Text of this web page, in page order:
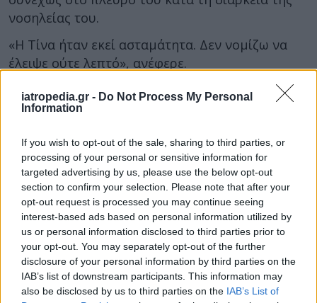
iatropedia.gr - Do Not Process My Personal
Information
If you wish to opt-out of the sale, sharing to third parties, or
processing of your personal or sensitive information for
targeted advertising by us, please use the below opt-out
section to confirm your selection. Please note that after your
opt-out request is processed you may continue seeing
interest-based ads based on personal information utilized by
us or personal information disclosed to third parties prior to
your opt-out. You may separately opt-out of the further
disclosure of your personal information by third parties on the
IAB’s list of downstream participants. This information may
also be disclosed by us to third parties on the IAB’s List of
νοσηλείας του.
«Η Τίνα ήταν εκεί ασταμάτητα. Δεν νομίζω να
έλειψε ούτε λεπτό», ανέφερε.
Η ίδια η Τίνα Μεσσαροπούλου, σε ανάρτησή της
μετά την έξοδο του συζύγου της από τη ΜΕΘ,
«Ευαγγελισμό», ευχαριστώντας τους γιατρούς
και το νοσηλευτικό προσωπικό για τη στήριξη
και τη φροντίδα τους.